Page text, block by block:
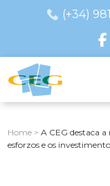
(+34)
Home >A CEG destaca
esforzos e os